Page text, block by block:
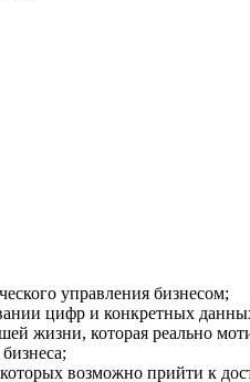
управления бизнесом;
цифр и конкретных
жизни, которая реально
возможно прийти к